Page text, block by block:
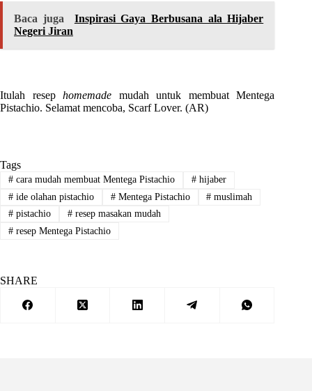
Baca juga
Inspirasi Gaya Berbusana ala Hijaber
Negeri Jiran
Itulah resephomemade mudah untuk membuat Mentega
Pistachio. Selamat mencoba, Scarf Lover. (AR)
Tags
#cara mudah membuat Mentega Pistachio #hijaber
#ide olahan pistachio #Mentega Pistachio # muslimah
#pistachio #resep masakan mudah
#resep Mentega Pistachio
SHARE